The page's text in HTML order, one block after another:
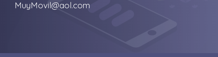
MuyMovil@aol.com